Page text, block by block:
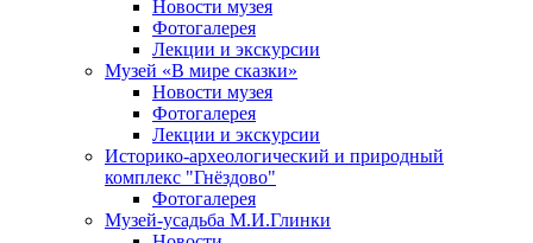
Новости музея
Фотогалерея
Лекции и экскурсии
Музей «В мире сказки»
Новости музея
Фотогалерея
Лекции и экскурсии
Историко-археологический и природный
комплекс "Гнёздово"
Фотогалерея
Музей-усадьба М.И.Глинки